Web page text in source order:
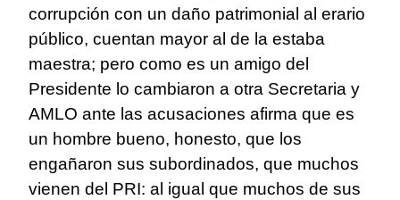
corrupción con un daño patrimonial al erario
público, cuentan mayor al de la estaba
maestra; pero como es un amigo del
Presidente lo cambiaron a otra Secretaria y
AMLO ante las acusaciones afirma que es
un hombre bueno, honesto, que los
engañaron sus subordinados, que muchos
vienen del PRI: al igual que muchos de sus